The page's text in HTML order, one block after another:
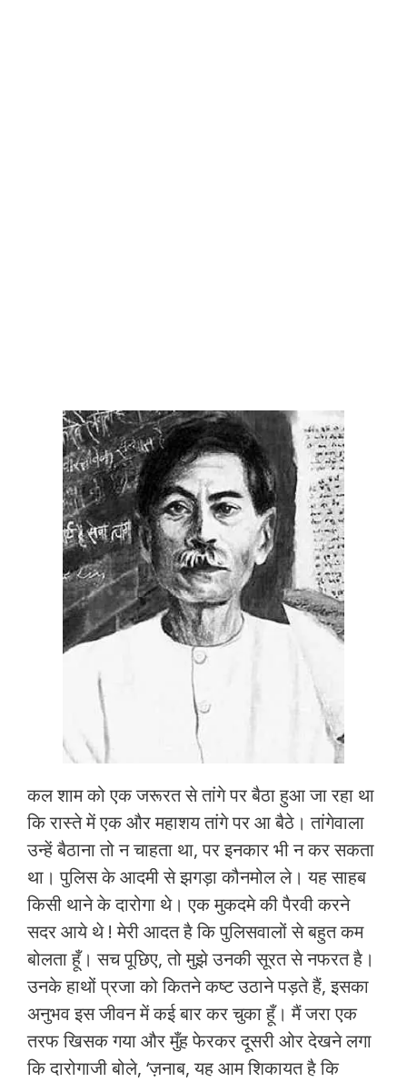
कल शाम को एक जरूरत से तांगे पर बैठा हुआ जा रहा था
कि रास्ते में एक और महाशय तांगे पर आ बैठे। तांगेवाला
उन्हें बैठाना तो न चाहता था, पर इनकार भी न कर सकता
था। पुलिस के आदमी से झगड़ा कौनमोल ले। यह साहब
किसी थाने के दारोगा थे। एक मुकदमे की पैरवी करने
सदर आये थे ! मेरी आदत है कि पुलिसवालों से बहुत कम
बोलता हूँ। सच पूछिए, तो मुझे उनकी सूरत से नफरत है।
उनके हाथों प्रजा को कितने कष्ट उठाने पड़ते हैं, इसका
अनुभव इस जीवन में कई बार कर चुका हूँ। मैं जरा एक
तरफ खिसक गया और मुँह फेरकर दूसरी ओर देखने लगा
कि दारोगाजी बोले, ‘ज़नाब, यह आम शिकायत है कि